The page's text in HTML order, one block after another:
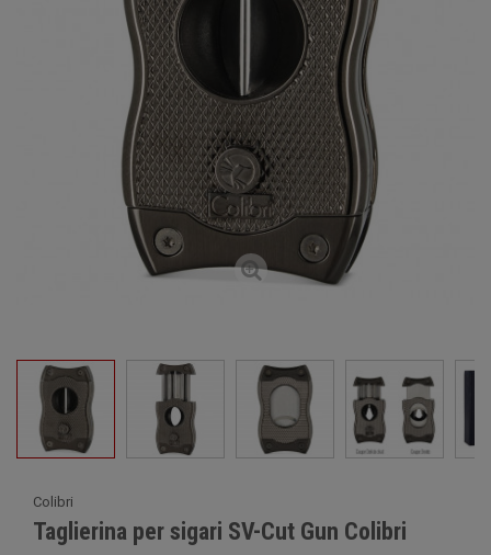
Colibri
Taglierina per sigari SV-Cut Gun Colibri